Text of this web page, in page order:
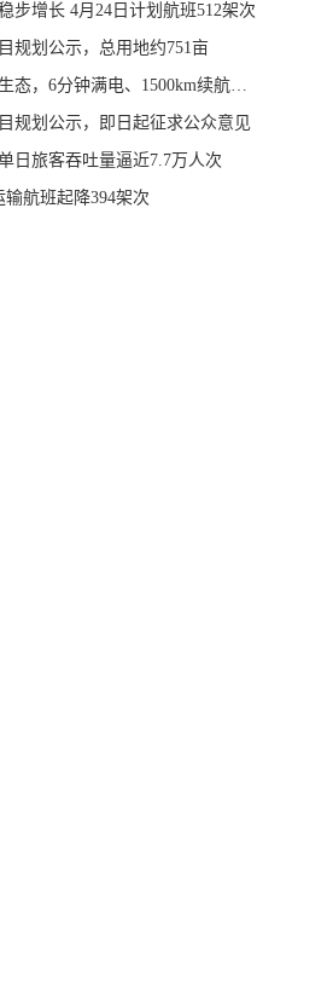
步增长 4月24日计划航班512架次
规划公示，总用地约751亩
宁德时代发布全场景补能生态，6分钟满电、1500km续航成现实
规划公示，即日起征求公众意见
日旅客吞吐量逼近7.7万人次
航班起降394架次